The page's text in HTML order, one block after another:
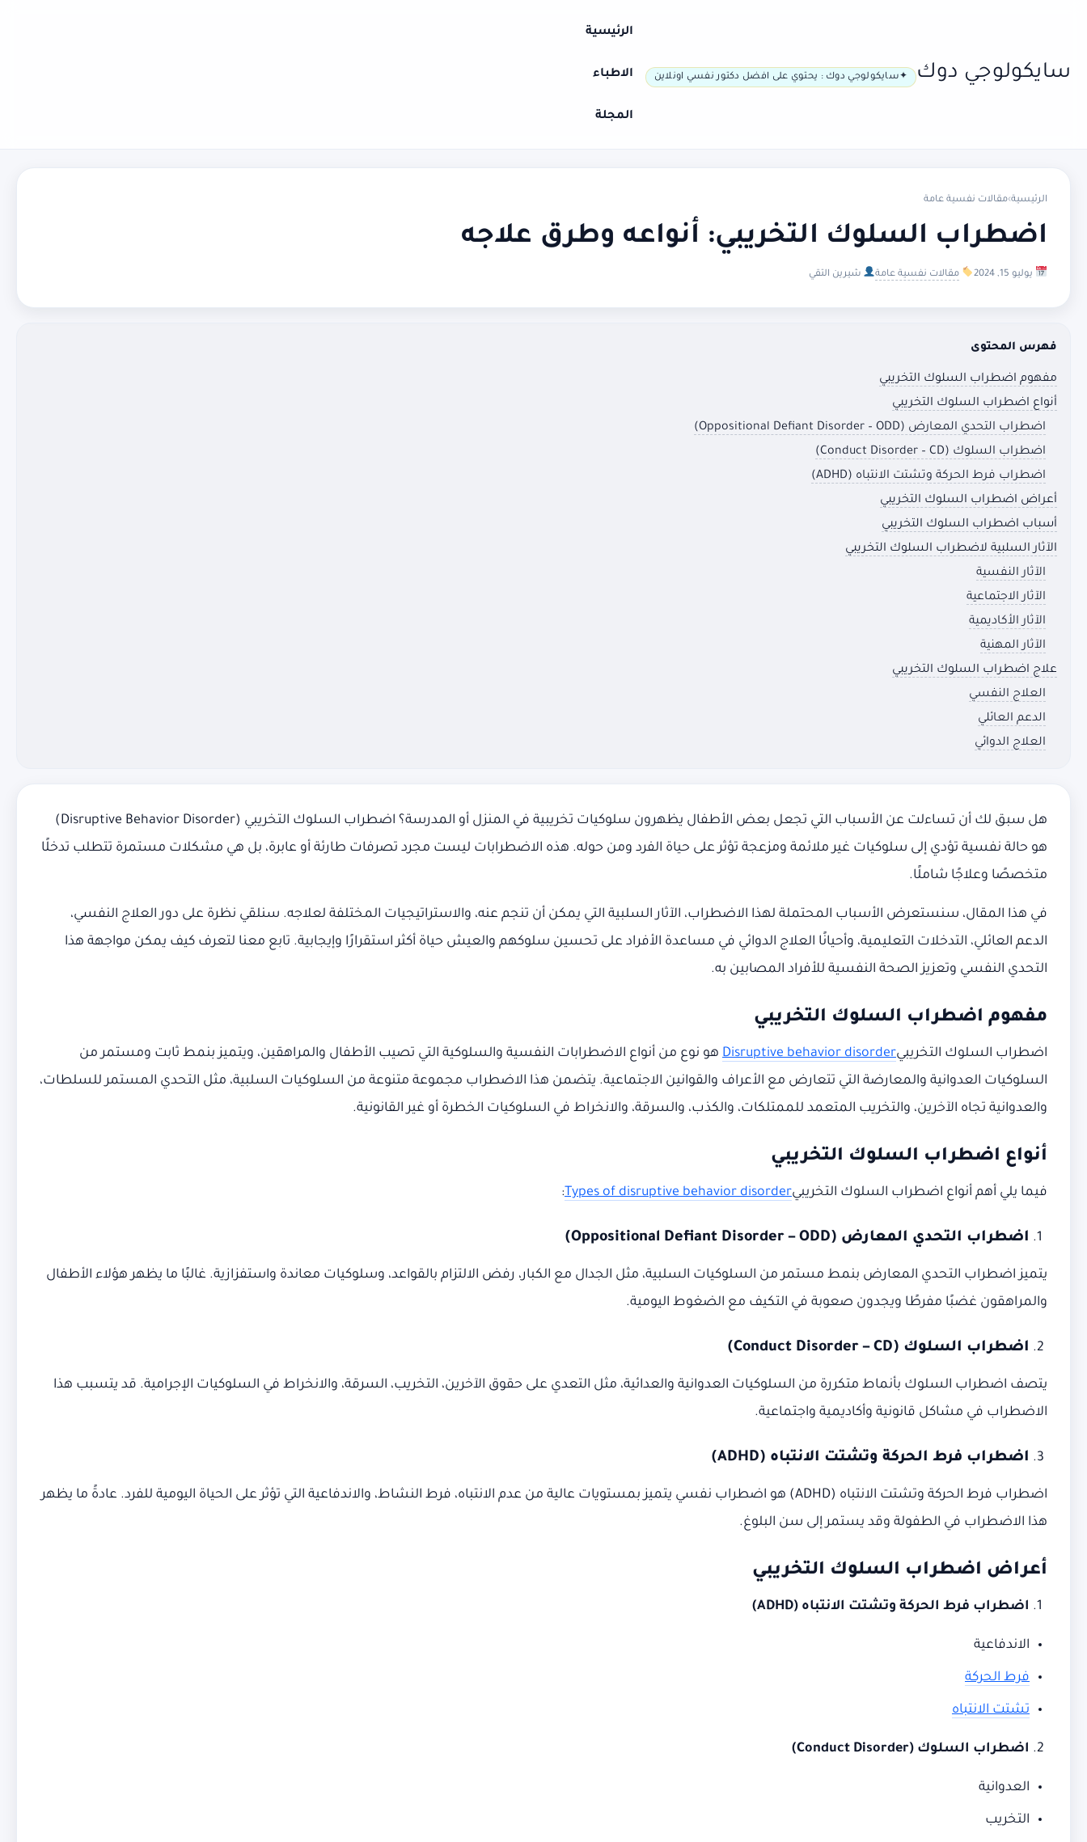
سايكولوجي دوك سايكولوجي دوك : يحتوي على افضل دكتور نفسي اونلاين
الرئيسية
الاطباء
المجلة
الرئيسية›مقالات نفسية عامة
اضطراب السلوك التخريبي: أنواعه وطرق علاجه
يوليو 15, 2024 مقالات نفسية عامة شيرين التقي
فهرس المحتوى
مفهوم اضطراب السلوك التخريبي
أنواع اضطراب السلوك التخريبي
اضطراب التحدي المعارض (Oppositional Defiant Disorder – ODD)
اضطراب السلوك (Conduct Disorder – CD)
اضطراب فرط الحركة وتشتت الانتباه (ADHD)
أعراض اضطراب السلوك التخريبي
أسباب اضطراب السلوك التخريبي
الآثار السلبية لاضطراب السلوك التخريبي
الآثار النفسية
الآثار الاجتماعية
الآثار الأكاديمية
الآثار المهنية
علاج اضطراب السلوك التخريبي
العلاج النفسي
الدعم العائلي
العلاج الدوائي
هل سبق لك أن تساءلت عن الأسباب التي تجعل بعض الأطفال يظهرون سلوكيات تخريبية في المنزل أو المدرسة؟ اضطراب السلوك التخريبي (Disruptive Behavior Disorder)
هو حالة نفسية تؤدي إلى سلوكيات غير ملائمة ومزعجة تؤثر على حياة الفرد ومن حوله. هذه الاضطرابات ليست مجرد تصرفات طارئة أو عابرة، بل هي مشكلات مستمرة تتطلب تدخلًا
متخصصًا وعلاجًا شاملًا.
في هذا المقال، سنستعرض الأسباب المحتملة لهذا الاضطراب، الآثار السلبية التي يمكن أن تنجم عنه، والاستراتيجيات المختلفة لعلاجه. سنلقي نظرة على دور العلاج النفسي،
الدعم العائلي، التدخلات التعليمية، وأحيانًا العلاج الدوائي في مساعدة الأفراد على تحسين سلوكهم والعيش حياة أكثر استقرارًا وإيجابية. تابع معنا لتعرف كيف يمكن مواجهة هذا
التحدي النفسي وتعزيز الصحة النفسية للأفراد المصابين به.
مفهوم اضطراب السلوك التخريبي
اضطراب السلوك التخريبيDisruptive behavior disorder هو نوع من أنواع الاضطرابات النفسية والسلوكية التي تصيب الأطفال والمراهقين، ويتميز بنمط ثابت ومستمر من
السلوكيات العدوانية والمعارضة التي تتعارض مع الأعراف والقوانين الاجتماعية. يتضمن هذا الاضطراب مجموعة متنوعة من السلوكيات السلبية، مثل التحدي المستمر للسلطات،
والعدوانية تجاه الآخرين، والتخريب المتعمد للممتلكات، والكذب، والسرقة، والانخراط في السلوكيات الخطرة أو غير القانونية.
أنواع اضطراب السلوك التخريبي
فيما يلي أهم أنواع اضطراب السلوك التخريبيTypes of disruptive behavior disorder
:
اضطراب التحدي المعارض (Oppositional Defiant Disorder – ODD)
يتميز اضطراب التحدي المعارض بنمط مستمر من السلوكيات السلبية، مثل الجدال مع الكبار، رفض الالتزام بالقواعد، وسلوكيات معاندة واستفزازية. غالبًا ما يظهر هؤلاء الأطفال
والمراهقون غضبًا مفرطًا ويجدون صعوبة في التكيف مع الضغوط اليومية.
اضطراب السلوك (Conduct Disorder – CD)
يتصف اضطراب السلوك بأنماط متكررة من السلوكيات العدوانية والعدائية، مثل التعدي على حقوق الآخرين، التخريب، السرقة، والانخراط في السلوكيات الإجرامية. قد يتسبب هذا
الاضطراب في مشاكل قانونية وأكاديمية واجتماعية.
اضطراب فرط الحركة وتشتت الانتباه (ADHD)
اضطراب فرط الحركة وتشتت الانتباه (ADHD) هو اضطراب نفسي يتميز بمستويات عالية من عدم الانتباه، فرط النشاط، والاندفاعية التي تؤثر على الحياة اليومية للفرد. عادةً ما يظهر
هذا الاضطراب في الطفولة وقد يستمر إلى سن البلوغ.
أعراض اضطراب السلوك التخريبي
اضطراب فرط الحركة وتشتت الانتباه (ADHD)
الاندفاعية
فرط الحركة
تشتت الانتباه
اضطراب السلوك (Conduct Disorder)
العدوانية
التخريب